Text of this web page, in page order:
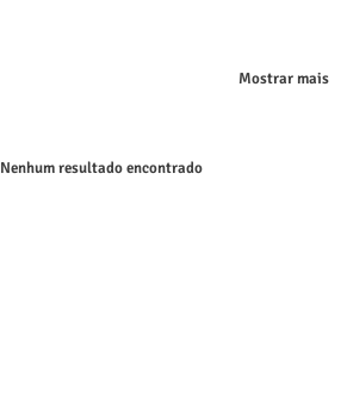
Mostrar mais
Nenhum resultado encontrado